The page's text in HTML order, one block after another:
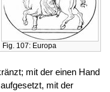
Fig. 107: Europa
mit der einen Hand
mit der